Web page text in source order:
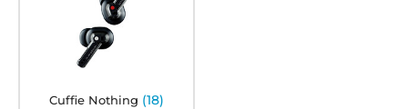
Cuffie Nothing (18)